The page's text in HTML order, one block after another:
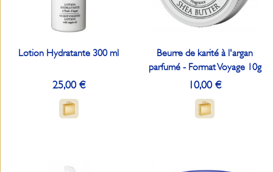
Lotion Hydratante 300 ml
25,00 €
Beurre de karité à l'argan
parfumé - Format Voyage 10g
10,00 €